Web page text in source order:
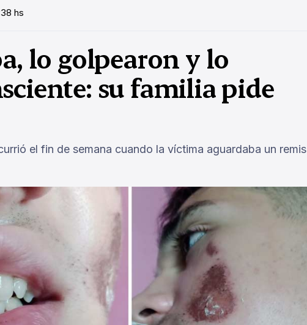
hs
lo golpearon y lo
su familia pide
el fin de semana cuando la víctima aguardaba un remis